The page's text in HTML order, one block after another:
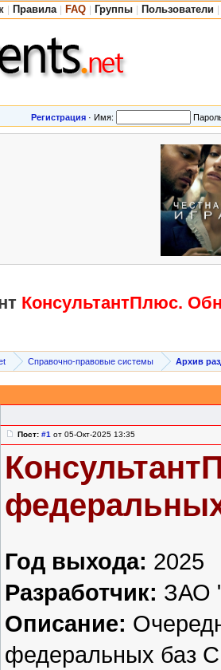
Правила FAQ Группы Пользователи
Регистрация · Имя:
КонсультантПлюс.
Справочно-правовые системы Архив
Пост: #1 от 05-Окт-2025 13:35
федеральных
Год выхода: 2025
Разработчик: ЗАО
Описание:
федеральных баз